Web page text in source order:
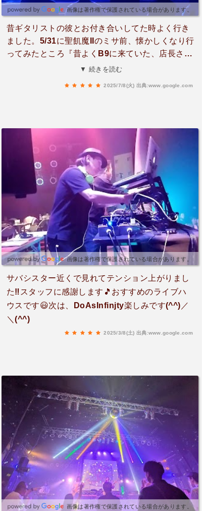
画像は著作権で保護されている場合があります。
昔ギタリストの彼とお付き合いしてた時よく行き
ました。5/31に聖飢魔IIのミサ前、懐かしくなり行
ってみたところ『昔よくB9に来ていた、店長さん
も優しい方でお付き合いしてた彼共々お世話にな
後大丈夫でしたでしょうか💧スタッフさんにも申
し訳ありません💦改めて、次回は観客として伺い
たいと思っております🙇♀️
▼ 続きを読む
2025/7/8(火) 出典:www.google.com
画像は著作権で保護されている場合があります。
サバシスター近くで見れてテンション上がりまし
た‼️スタッフに感謝します🎵おすすめのライブハ
ウスです😃次は、DoAsInfinjty楽しみです(^^)／
＼(^^)
2025/3/8(土) 出典:www.google.com
画像は著作権で保護されている場合があります。